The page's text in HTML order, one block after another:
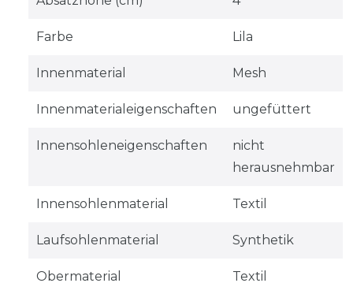
Farbe Lila
Innenmaterial Mesh
Innenmaterialeigenschaften ungefüttert
Innensohleneigenschaften
nicht
herausnehmbar
Innensohlenmaterial Textil
Laufsohlenmaterial Synthetik
Obermaterial Textil